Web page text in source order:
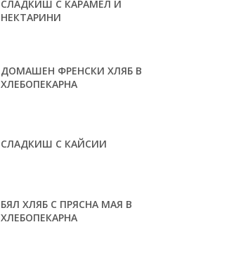
СЛАДКИШ С КАРАМЕЛ И
НЕКТАРИНИ
ДОМАШЕН ФРЕНСКИ ХЛЯБ В
ХЛЕБОПЕКАРНА
СЛАДКИШ С КАЙСИИ
БЯЛ ХЛЯБ С ПРЯСНА МАЯ В
ХЛЕБОПЕКАРНА